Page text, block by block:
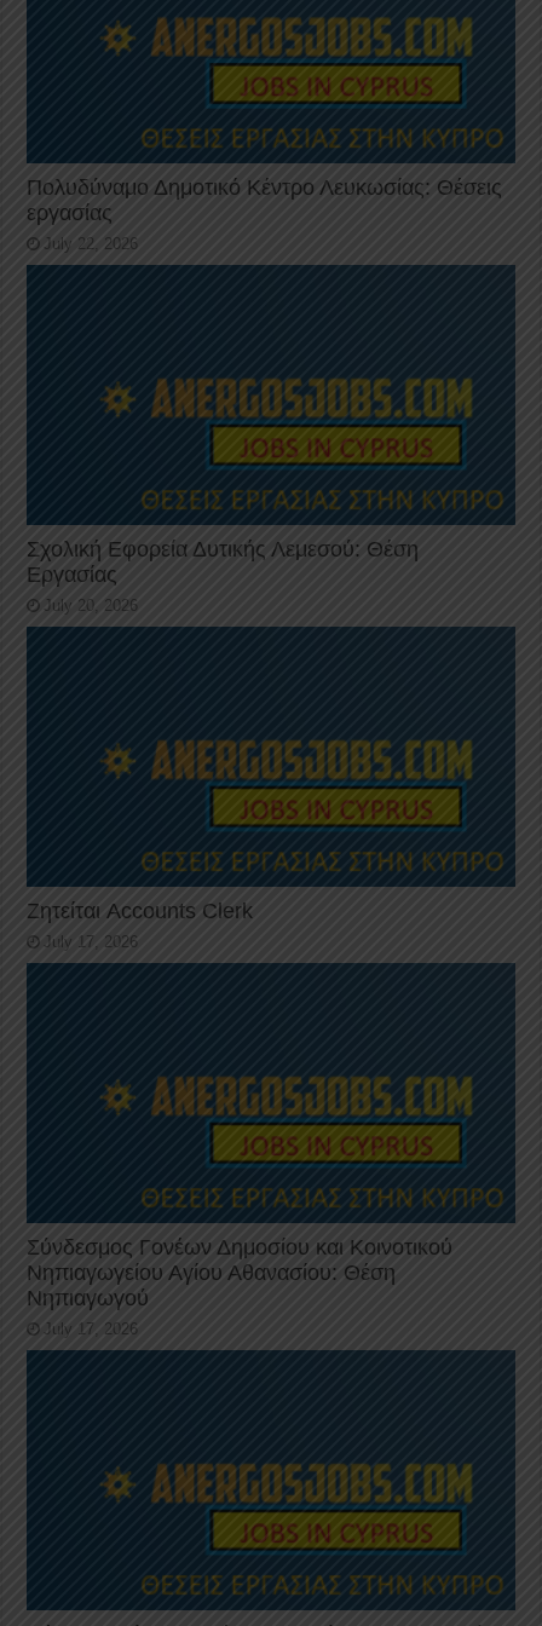
Πολυδύναμο Δημοτικό Κέντρο Λευκωσίας: Θέσεις
εργασίας
July 22, 2026
Σχολική Εφορεία Δυτικής Λεμεσού: Θέση
Εργασίας
July 20, 2026
Ζητείται Accounts Clerk
July 17, 2026
Σύνδεσμος Γονέων Δημοσίου και Κοινοτικού
Νηπιαγωγείου Αγίου Αθανασίου: Θέση
Νηπιαγωγού
July 17, 2026